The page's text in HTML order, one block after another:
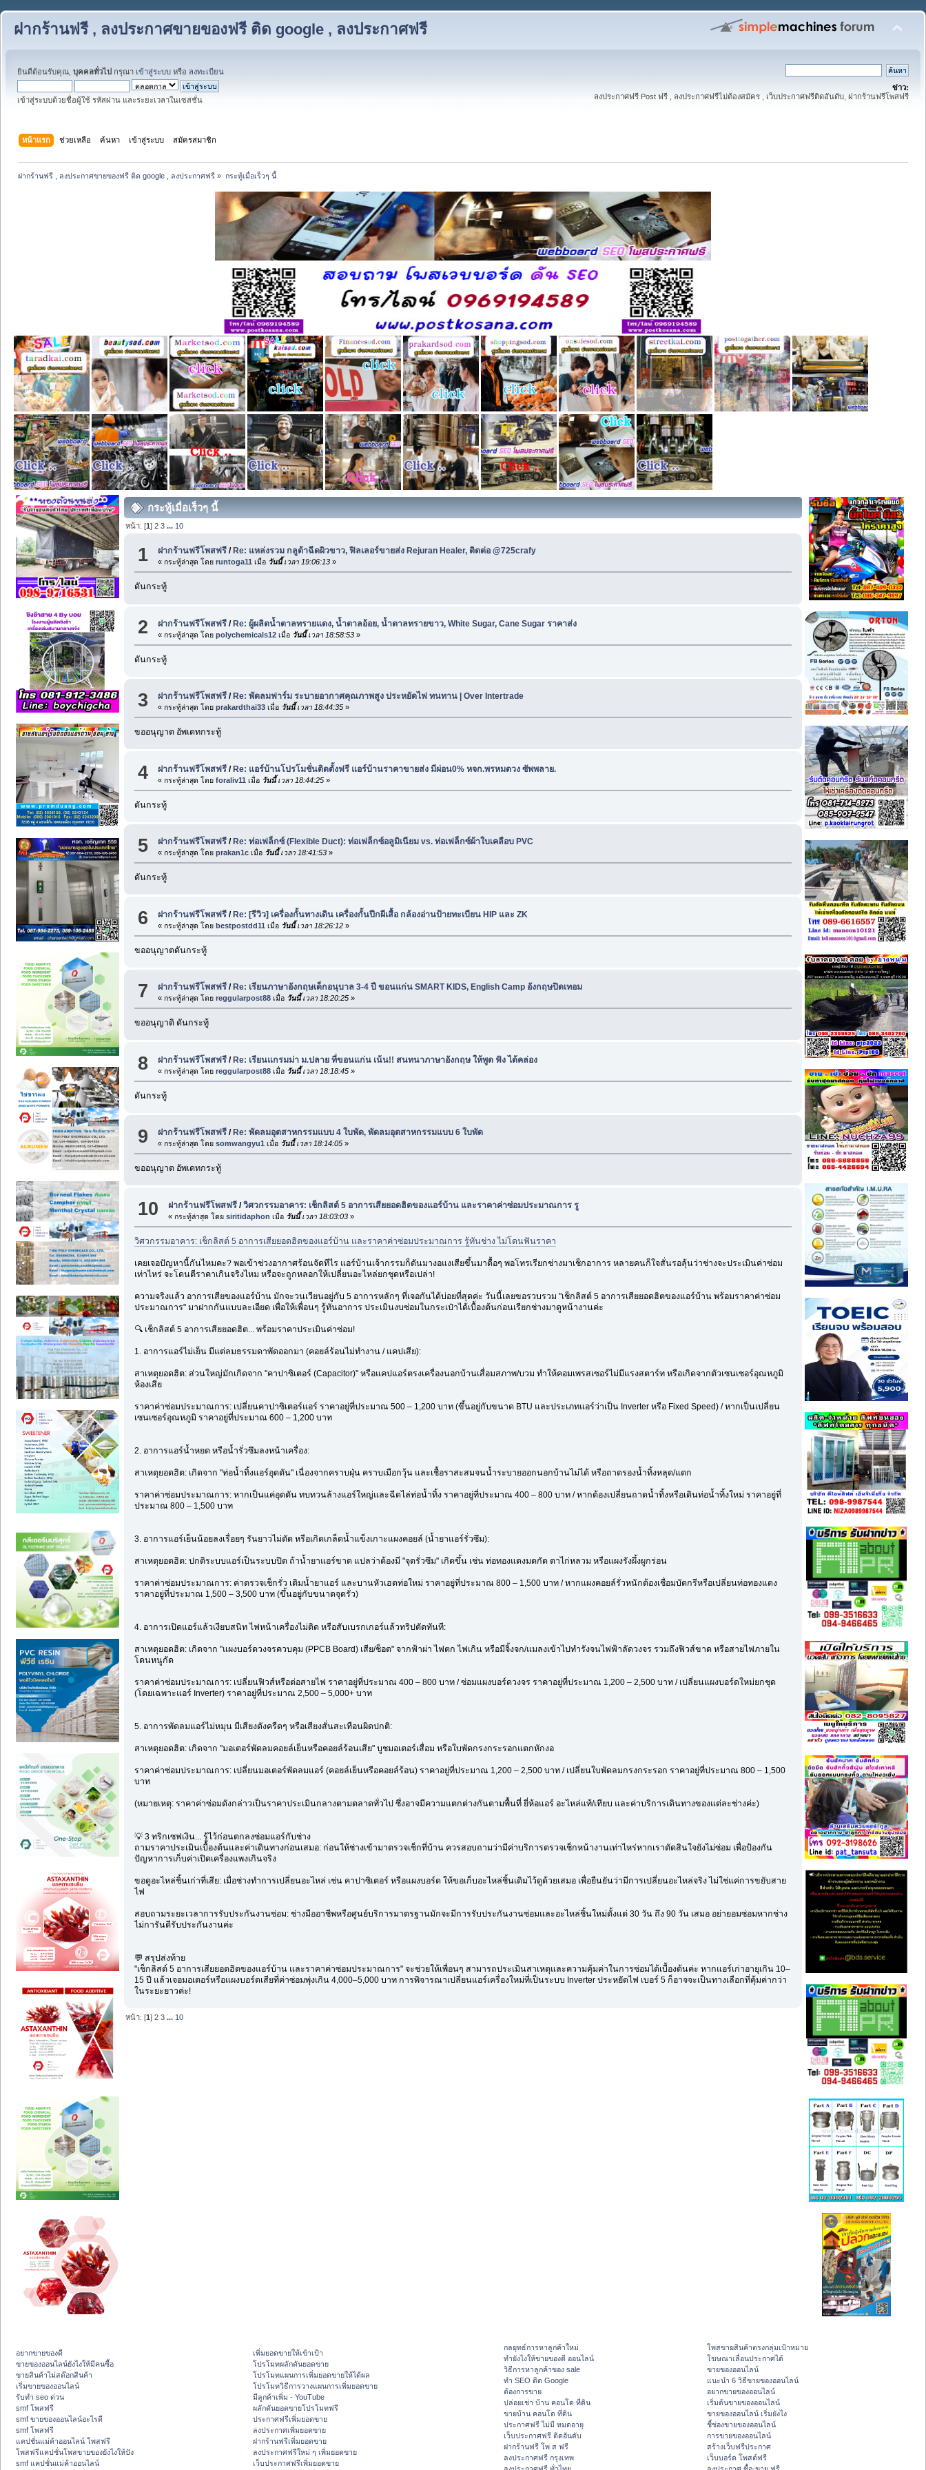
ฝากร้านฟรี , ลงประกาศขายของฟรี ติด google , ลงประกาศฟรี
ยินดีต้อนรับคุณ, บุคคลทั่วไป กรุณา เข้าสู่ระบบ หรือ ลงทะเบียน
เข้าสู่ระบบด้วยชื่อผู้ใช้ รหัสผ่าน และระยะเวลาในเซสชั่น
ข่าว:
ลงประกาศฟรี Post ฟรี , ลงประกาศฟรีไม่ต้องสมัคร , เว็บประกาศฟรีติดอันดับ, ฝากร้านฟรีโพสฟรี
หน้าแรก ช่วยเหลือ ค้นหา เข้าสู่ระบบ สมัครสมาชิก
ฝากร้านฟรี , ลงประกาศขายของฟรี ติด google , ลงประกาศฟรี » กระทู้เมื่อเร็วๆ นี้
กระทู้เมื่อเร็วๆ นี้
หน้า: [1]2 3 ... 10
1 ฝากร้านฟรีโพสฟรี / Re: แหล่งรวม กลูต้าฉีดผิวขาว, ฟิลเลอร์ขายส่ง Rejuran Healer, ติดต่อ @725crafy
« กระทู้ล่าสุด โดยruntoga11 เมื่อ วันนี้เวลา 19:06:13 »
ดันกระทู้
2 ฝากร้านฟรีโพสฟรี /Re: ผู้ผลิตน้ำตาลทรายแดง, น้ำตาลอ้อย, น้ำตาลทรายขาว, White Sugar, Cane Sugar ราคาส่ง
« กระทู้ล่าสุด โดยpolychemicals12 เมื่อ วันนี้เวลา 18:58:53 »
ดันกระทู้
3 ฝากร้านฟรีโพสฟรี / Re: พัดลมฟาร์ม ระบายอากาศคุณภาพสูง ประหยัดไฟ ทนทาน | Over Intertrade
« กระทู้ล่าสุด โดยprakardthai33 เมื่อ วันนี้เวลา 18:44:35 »
ขออนุญาต อัพเดทกระทู้
4 ฝากร้านฟรีโพสฟรี /Re: แอร์บ้านโปรโมชั่นติดตั้งฟรี แอร์บ้านราคาขายส่ง มีผ่อน0% หจก.พรหมดวง ซัพพลาย.
« กระทู้ล่าสุด โดยforaliv11 เมื่อ วันนี้เวลา 18:44:25 »
ดันกระทู้
5 ฝากร้านฟรีโพสฟรี / Re: ท่อเฟล็กซ์ (Flexible Duct): ท่อเฟล็กซ์อลูมิเนียม vs. ท่อเฟล็กซ์ผ้าใบเคลือบ PVC
« กระทู้ล่าสุด โดยprakan1c เมื่อ วันนี้เวลา 18:41:53 »
ดันกระทู้
6 ฝากร้านฟรีโพสฟรี /Re: [รีวิว] เครื่องกั้นทางเดิน เครื่องกั้นปีกผีเสื้อ กล้องอ่านป้ายทะเบียน HIP และ ZK
« กระทู้ล่าสุด โดยbestpostdd11 เมื่อ วันนี้เวลา 18:26:12 »
ขออนุญาตดันกระทู้
7 ฝากร้านฟรีโพสฟรี / Re: เรียนภาษาอังกฤษเด็กอนุบาล 3-4 ปี ขอนแก่น SMART KIDS, English Camp อังกฤษปิดเทอม
« กระทู้ล่าสุด โดยreggularpost88 เมื่อ วันนี้เวลา 18:20:25 »
ขออนุญาติ ดันกระทู้
8 ฝากร้านฟรีโพสฟรี /Re: เรียนแกรมม่า ม.ปลาย ที่ขอนแก่น เน้น!! สนทนาภาษาอังกฤษ ให้พูด ฟัง ได้คล่อง
« กระทู้ล่าสุด โดยreggularpost88 เมื่อ วันนี้เวลา 18:18:45 »
ดันกระทู้
9 ฝากร้านฟรีโพสฟรี / Re: พัดลมอุตสาหกรรมแบบ 4 ใบพัด, พัดลมอุตสาหกรรมแบบ 6 ใบพัด
« กระทู้ล่าสุด โดยsomwangyu1 เมื่อ วันนี้เวลา 18:14:05 »
ขออนุญาต อัพเดทกระทู้
10 ฝากร้านฟรีโพสฟรี /วิศวกรรมอาคาร: เช็กลิสต์ 5 อาการเสียยอดฮิตของแอร์บ้าน และราคาค่าซ่อมประมาณการ รู
« กระทู้ล่าสุด โดยsiritidaphon เมื่อ วันนี้เวลา 18:03:03 »
วิศวกรรมอาคาร: เช็กลิสต์ 5 อาการเสียยอดฮิตของแอร์บ้าน และราคาค่าซ่อมประมาณการ รู้ทันช่าง ไม่โดนฟันราคา
เคยเจอปัญหานี้กันไหมคะ? พอเข้าช่วงอากาศร้อนจัดทีไร แอร์บ้านเจ้ากรรมก็ดันมางอแงเสียขึ้นมาดื้อๆ พอโทรเรียกช่างมาเช็กอาการ หลายคนก็ใจสั่นรอลุ้นว่าช่างจะประเมินค่าซ่อม
เท่าไหร่ จะโดนตีราคาเกินจริงไหม หรือจะถูกหลอกให้เปลี่ยนอะไหล่ยกชุดหรือเปล่า!
ความจริงแล้ว อาการเสียของแอร์บ้าน มักจะวนเวียนอยู่กับ 5 อาการหลักๆ ที่เจอกันได้บ่อยที่สุดค่ะ วันนี้เลยขอรวบรวม "เช็กลิสต์ 5 อาการเสียยอดฮิตของแอร์บ้าน พร้อมราคาค่าซ่อม
ประมาณการ" มาฝากกันแบบละเอียด เพื่อให้เพื่อนๆ รู้ทันอาการ ประเมินงบซ่อมในกระเป๋าได้เบื้องต้นก่อนเรียกช่างมาดูหน้างานค่ะ
🔍 เช็กลิสต์ 5 อาการเสียยอดฮิต... พร้อมราคาประเมินค่าซ่อม!
1. อาการแอร์ไม่เย็น มีแต่ลมธรรมดาพัดออกมา (คอยล์ร้อนไม่ทำงาน / แคปเสีย):
สาเหตุยอดฮิต: ส่วนใหญ่มักเกิดจาก "คาปาซิเตอร์ (Capacitor)" หรือแคปแอร์ตรงเครื่องนอกบ้านเสื่อมสภาพ/บวม ทำให้คอมเพรสเซอร์ไม่มีแรงสตาร์ท หรือเกิดจากตัวเซนเซอร์อุณหภูมิ
ห้องเสีย
ราคาค่าซ่อมประมาณการ: เปลี่ยนคาปาซิเตอร์แอร์ ราคาอยู่ที่ประมาณ 500 – 1,200 บาท (ขึ้นอยู่กับขนาด BTU และประเภทแอร์ว่าเป็น Inverter หรือ Fixed Speed) / หากเป็นเปลี่ยน
เซนเซอร์อุณหภูมิ ราคาอยู่ที่ประมาณ 600 – 1,200 บาท
2. อาการแอร์น้ำหยด หรือน้ำรั่วซึมลงหน้าเครื่อง:
สาเหตุยอดฮิต: เกิดจาก "ท่อน้ำทิ้งแอร์อุดตัน" เนื่องจากคราบฝุ่น คราบเมือกวุ้น และเชื้อราสะสมจนน้ำระบายออกนอกบ้านไม่ได้ หรือถาดรองน้ำทิ้งหลุด/แตก
ราคาค่าซ่อมประมาณการ: หากเป็นแค่อุดตัน ทบทวนล้างแอร์ใหญ่และฉีดไล่ท่อน้ำทิ้ง ราคาอยู่ที่ประมาณ 400 – 800 บาท / หากต้องเปลี่ยนถาดน้ำทิ้งหรือเดินท่อน้ำทิ้งใหม่ ราคาอยู่ที่
ประมาณ 800 – 1,500 บาท
3. อาการแอร์เย็นน้อยลงเรื่อยๆ รันยาวไม่ตัด หรือเกิดเกล็ดน้ำแข็งเกาะแผงคอยล์ (น้ำยาแอร์รั่วซึม):
สาเหตุยอดฮิต: ปกติระบบแอร์เป็นระบบปิด ถ้าน้ำยาแอร์ขาด แปลว่าต้องมี "จุดรั่วซึม" เกิดขึ้น เช่น ท่อทองแดงมดกัด ตาไก่หลวม หรือแผงรังผึ้งผูกร่อน
ราคาค่าซ่อมประมาณการ: ค่าตรวจเช็กรั่ว เติมน้ำยาแอร์ และบานหัวเฮดท่อใหม่ ราคาอยู่ที่ประมาณ 800 – 1,500 บาท / หากแผงคอยล์รั่วหนักต้องเชื่อมบัดกรีหรือเปลี่ยนท่อทองแดง
ราคาอยู่ที่ประมาณ 1,500 – 3,500 บาท (ขึ้นอยู่กับขนาดจุดรั่ว)
4. อาการเปิดแอร์แล้วเงียบสนิท ไฟหน้าเครื่องไม่ติด หรือสับเบรกเกอร์แล้วทริปตัดทันที:
สาเหตุยอดฮิต: เกิดจาก "แผงบอร์ดวงจรควบคุม (PPCB Board) เสีย/ช็อต" จากฟ้าผ่า ไฟตก ไฟเกิน หรือมีจิ้งจก/แมลงเข้าไปทำรังจนไฟฟ้าลัดวงจร รวมถึงฟิวส์ขาด หรือสายไฟภายใน
โดนหนูกัด
ราคาค่าซ่อมประมาณการ: เปลี่ยนฟิวส์หรือต่อสายไฟ ราคาอยู่ที่ประมาณ 400 – 800 บาท / ซ่อมแผงบอร์ดวงจร ราคาอยู่ที่ประมาณ 1,200 – 2,500 บาท / เปลี่ยนแผงบอร์ดใหม่ยกชุด
(โดยเฉพาะแอร์ Inverter) ราคาอยู่ที่ประมาณ 2,500 – 5,000+ บาท
5. อาการพัดลมแอร์ไม่หมุน มีเสียงดังครืดๆ หรือเสียงสั่นสะเทือนผิดปกติ:
สาเหตุยอดฮิต: เกิดจาก "มอเตอร์พัดลมคอยล์เย็นหรือคอยล์ร้อนเสีย" บูชมอเตอร์เสื่อม หรือใบพัดกรงกระรอกแตกหักงอ
ราคาค่าซ่อมประมาณการ: เปลี่ยนมอเตอร์พัดลมแอร์ (คอยล์เย็นหรือคอยล์ร้อน) ราคาอยู่ที่ประมาณ 1,200 – 2,500 บาท / เปลี่ยนใบพัดลมกรงกระรอก ราคาอยู่ที่ประมาณ 800 – 1,500
บาท
(หมายเหตุ: ราคาค่าซ่อมดังกล่าวเป็นราคาประเมินกลางตามตลาดทั่วไป ซึ่งอาจมีความแตกต่างกันตามพื้นที่ ยี่ห้อแอร์ อะไหล่แท้/เทียบ และค่าบริการเดินทางของแต่ละช่างค่ะ)
💡 3 ทริกเซฟเงิน... รู้ไว้ก่อนตกลงซ่อมแอร์กับช่าง
ถามราคาประเมินเบื้องต้นและค่าเดินทางก่อนเสมอ: ก่อนให้ช่างเข้ามาตรวจเช็กที่บ้าน ควรสอบถามว่ามีค่าบริการตรวจเช็กหน้างานเท่าไหร่หากเราตัดสินใจยังไม่ซ่อม เพื่อป้องกัน
ปัญหาการเก็บค่าเปิดเครื่องแพงเกินจริง
ขอดูอะไหล่ชิ้นเก่าที่เสีย: เมื่อช่างทำการเปลี่ยนอะไหล่ เช่น คาปาซิเตอร์ หรือแผงบอร์ด ให้ขอเก็บอะไหล่ชิ้นเดิมไว้ดูด้วยเสมอ เพื่อยืนยันว่ามีการเปลี่ยนอะไหล่จริง ไม่ใช่แค่การขยับสาย
ไฟ
สอบถามระยะเวลาการรับประกันงานซ่อม: ช่างมืออาชีพหรือศูนย์บริการมาตรฐานมักจะมีการรับประกันงานซ่อมและอะไหล่ชิ้นใหม่ตั้งแต่ 30 วัน ถึง 90 วัน เสมอ อย่ายอมซ่อมหากช่าง
ไม่การันตีรับประกันงานค่ะ
💬 สรุปส่งท้าย
"เช็กลิสต์ 5 อาการเสียยอดฮิตของแอร์บ้าน และราคาค่าซ่อมประมาณการ" จะช่วยให้เพื่อนๆ สามารถประเมินสาเหตุและความคุ้มค่าในการซ่อมได้เบื้องต้นค่ะ หากแอร์เก่าอายุเกิน 10–
15 ปี แล้วเจอมอเตอร์หรือแผงบอร์ดเสียที่ค่าซ่อมพุ่งเกิน 4,000–5,000 บาท การพิจารณาเปลี่ยนแอร์เครื่องใหม่ที่เป็นระบบ Inverter ประหยัดไฟ เบอร์ 5 ก็อาจจะเป็นทางเลือกที่คุ้มค่ากว่า
ในระยะยาวค่ะ!
หน้า: [1]2 3 ... 10
อยากขายของดี
ขายของออนไลน์ยังไงให้มีคนซื้อ
ขายสินค้าไม่สต๊อกสินค้า
เริ่มขายของออนไลน์
รับทำ seo ด่วน
smf โพสฟรี
smf ขายของออนไลน์อะไรดี
smf โพสฟรี
แคปชั่นแม่ค้าออนไลน์ โพสฟรี
โพสฟรีแคปชั่นโพสขายของยังไงให้ปัง
smf แคปชั่นแม่ค้าออนไลน์
เพิ่มยอดขายให้เข้าเป้า
โปรโมทผลักดันยอดขาย
โปรโมทแผนการเพิ่มยอดขายให้ได้ผล
โปรโมทวิธีการวางแผนการเพิ่มยอดขาย
มีลูกค้าเพิ่ม - YouTube
ผลักดันยอดขายโปรโมทฟรี
ประกาศฟรีเพิ่มยอดขาย
ลงประกาศเพิ่มยอดขาย
ฝากร้านฟรีเพิ่มยอดขาย
ลงประกาศฟรีใหม่ ๆ เพิ่มยอดขาย
เว็บประกาศฟรีเพิ่มยอดขาย
กลยุทธ์การหาลูกค้าใหม่
ทํายังไงให้ขายของดี ออนไลน์
วิธีการหาลูกค้าของ sale
ทำ SEO ติด Google
ต้องการขาย
ปล่อยเช่า บ้าน คอนโด ที่ดิน
ขายบ้าน คอนโด ที่ดิน
ประกาศฟรี ไม่มี หมดอายุ
เว็บประกาศฟรี ติดอันดับ
ฝากร้านฟรี โพ ส ฟรี
ลงประกาศฟรี กรุงเทพ
โพสขายสินค้าตรงกลุ่มเป้าหมาย
โฆษณาเลื่อนประกาศได้
ขายของออนไลน์
แนะนำ 6 วิธีขายของออนไลน์
อยากขายของออนไลน์
เริ่มต้นขายของออนไลน์
ขายของออนไลน์ เริ่มยังไง
ชี้ช่องขายของออนไลน์
การขายของออนไลน์
สร้างเว็บฟรีประกาศ
เว็บบอร์ด โพสต์ฟรี